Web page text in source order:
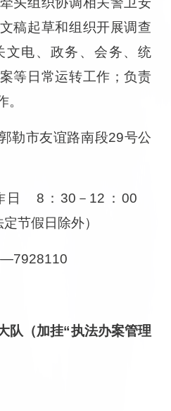
稿起草和组织开展调查
文电、政务、会务、统
等日常运转工作；负责
勒市友谊路南段29号公
日 8：30－12：00
节假日除外）
队（加挂“执法办案管理